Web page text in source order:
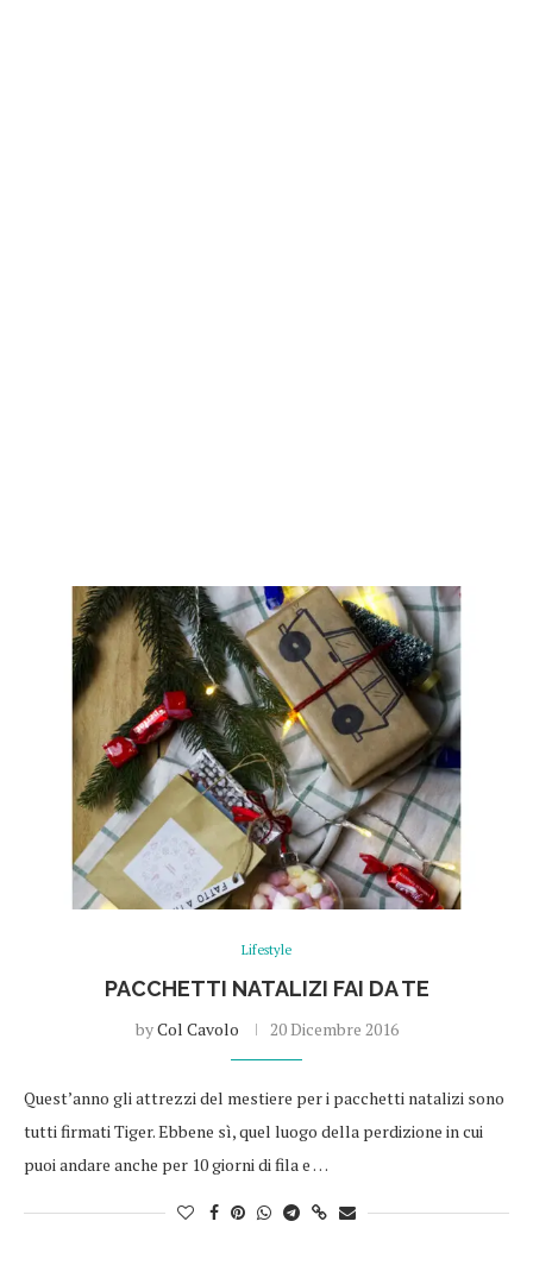
Lifestyle
PACCHETTI NATALIZI FAI DA TE
byCol Cavolo 20 Dicembre 2016
Quest’anno gli attrezzi del mestiere per i pacchetti natalizi sono
tutti firmati Tiger. Ebbene sì, quel luogo della perdizione in cui
puoi andare anche per 10 giorni di fila e …